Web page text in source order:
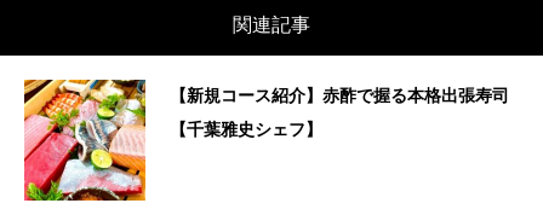
関連記事
【新規コース紹介】赤酢で握る本格出張寿司
【千葉雅史シェフ】